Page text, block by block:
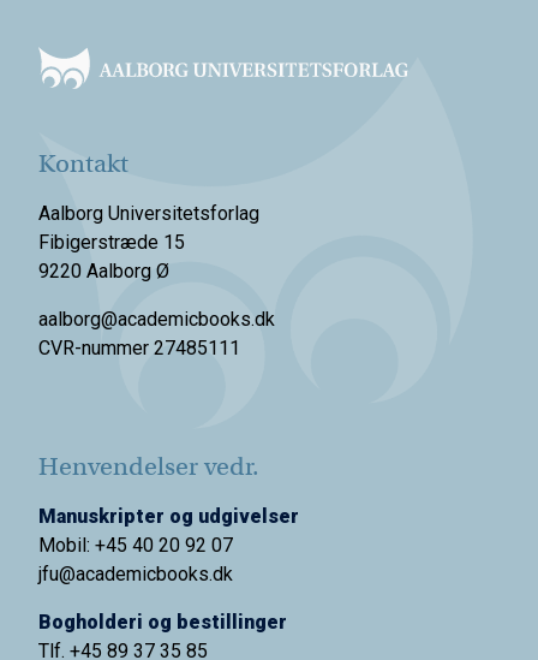
Kontakt
Aalborg Universitetsforlag
Fibigerstræde 15
9220 Aalborg Ø
aalborg@academicbooks.dk
CVR-nummer 27485111
Henvendelser vedr.
Manuskripter og udgivelser
Mobil: +45 40 20 92 07
jfu@academicbooks.dk
Bogholderi og bestillinger
Tlf. +45 89 37 35 85